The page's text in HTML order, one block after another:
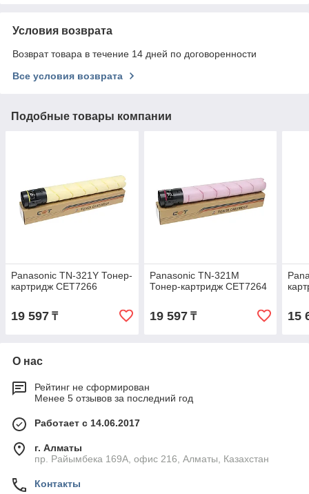
Условия возврата
Возврат товара в течение 14 дней по договоренности
Все условия возврата
Подобные товары компании
Panasonic TN-321Y Тонер-
картридж CET7266
19 597 ₸
Panasonic TN-321M
Тонер-картридж CET7264
19 597₸ 15
О нас
Рейтинг не сформирован
Менее 5 отзывов за последний год
Работает с 14.06.2017
г. Алматы
пр. Райымбека 169А, офис 216, Алматы, Казахстан
Контакты